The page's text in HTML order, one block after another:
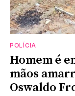
POLÍCIA
Homem é
mãos
Oswaldo